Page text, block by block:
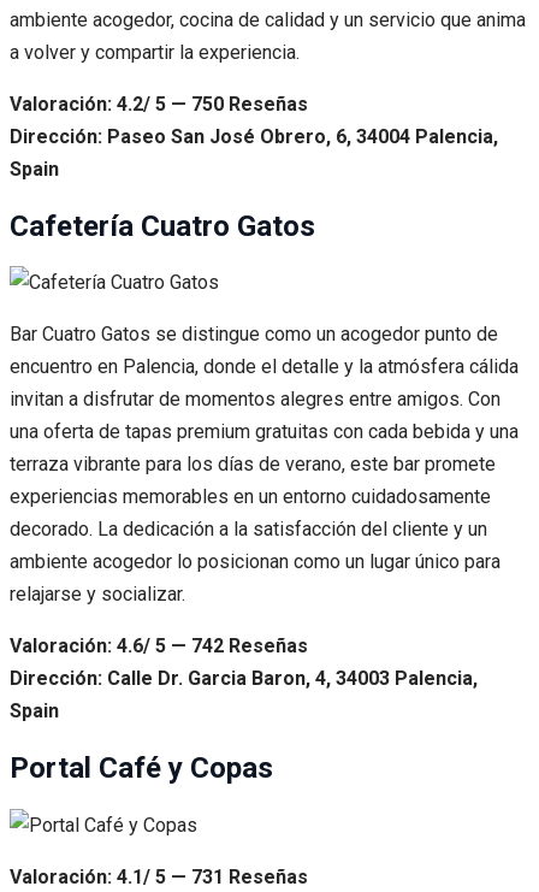
ambiente acogedor, cocina de calidad y un servicio que anima
a volver y compartir la experiencia.
Valoración: 4.2/ 5 — 750 Reseñas
Dirección: Paseo San José Obrero, 6, 34004 Palencia,
Spain
Cafetería Cuatro Gatos
Bar Cuatro Gatos se distingue como un acogedor punto de
encuentro en Palencia, donde el detalle y la atmósfera cálida
invitan a disfrutar de momentos alegres entre amigos. Con
una oferta de tapas premium gratuitas con cada bebida y una
terraza vibrante para los días de verano, este bar promete
experiencias memorables en un entorno cuidadosamente
decorado. La dedicación a la satisfacción del cliente y un
ambiente acogedor lo posicionan como un lugar único para
relajarse y socializar.
Valoración: 4.6/ 5 — 742 Reseñas
Dirección: Calle Dr. Garcia Baron, 4, 34003 Palencia,
Spain
Portal Café y Copas
Valoración: 4.1/ 5 — 731 Reseñas